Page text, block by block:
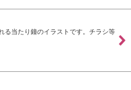
る当たり鐘のイラストです。チラシ等